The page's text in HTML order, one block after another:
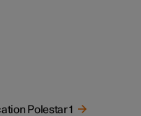
Polestar 1